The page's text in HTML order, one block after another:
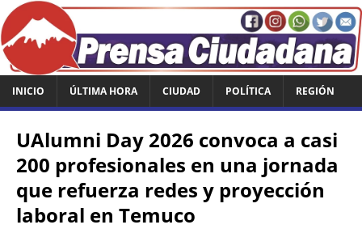
INICIO ÚLTIMA HORA CIUDAD POLÍTICA REGIÓN
UAlumni Day 2026 convoca a casi
200 profesionales en una jornada
que refuerza redes y proyección
laboral en Temuco